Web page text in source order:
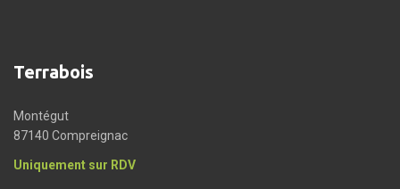
Terrabois
Montégut
87140 Compreignac
Uniquement sur RDV